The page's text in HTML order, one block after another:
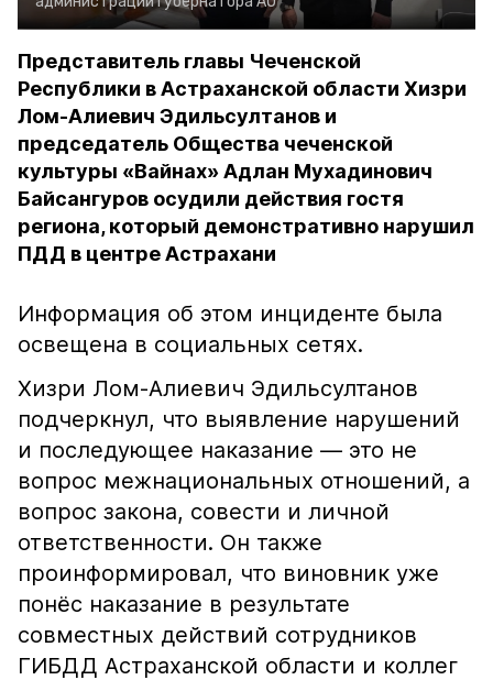
Представитель главы Чеченской
Республики в Астраханской области Хизри
Лом-Алиевич Эдильсултанов и
председатель Общества чеченской
культуры «Вайнах» Адлан Мухадинович
Байсангуров осудили действия гостя
региона, который демонстративно нарушил
ПДД в центре Астрахани
Информация об этом инциденте была
освещена в социальных сетях.
Хизри Лом-Алиевич Эдильсултанов
подчеркнул, что выявление нарушений
и последующее наказание — это не
вопрос межнациональных отношений, а
вопрос закона, совести и личной
ответственности. Он также
проинформировал, что виновник уже
понёс наказание в результате
совместных действий сотрудников
ГИБДД Астраханской области и коллег